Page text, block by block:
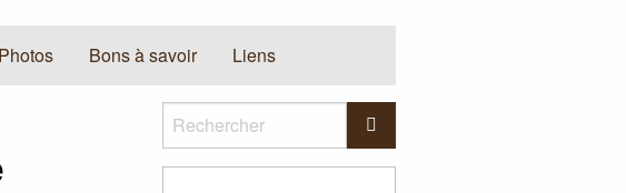
Photos Bons à savoir Liens
Rechercher